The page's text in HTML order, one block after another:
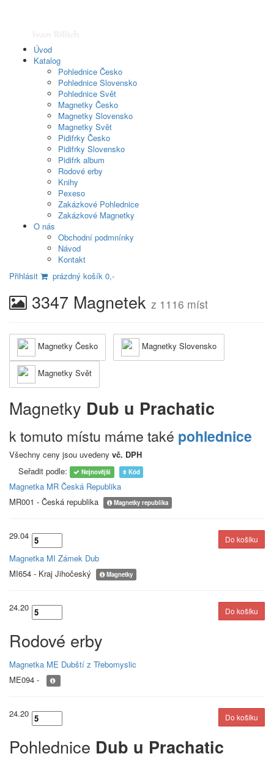
Úvod
Katalog
Pohlednice Česko
Pohlednice Slovensko
Pohlednice Svět
Magnetky Česko
Magnetky Slovensko
Magnetky Svět
Pidifrky Česko
Pidifrky Slovensko
Pidifrk album
Rodové erby
Knihy
Pexeso
Zakázkové Pohlednice
Zakázkové Magnetky
O nás
Obchodní podmnínky
Návod
Kontakt
Přihlásit
prázdný košík 0,-
3347 Magnetek z 1116 míst
Magnetky Česko Magnetky Slovensko
Magnetky Svět
Magnetky Dub u Prachatic
k tomuto místu máme také pohlednice
Všechny ceny jsou uvedeny vč. DPH
Seřadit podle:
Nejnovější Kód
Magnetka MR Česká Republika
MR001 - Česká republika
Magnetky republika
29.04
Magnetka MI Zámek Dub
MI654 - Kraj Jihočeský
Magnetky
24.20
Rodové erby
Magnetka ME Dubští z Třebomyslic
ME094 -
24.20
Pohlednice Dub u Prachatic